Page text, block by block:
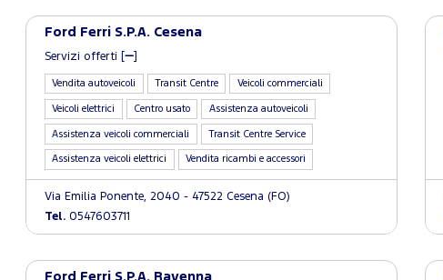
Ford Ferri S.P.A. Cesena
Servizi offerti [
Vendita autoveicoli Transit Centre Veicoli commerciali
Veicoli elettrici Centro usato Assistenza autoveicoli
Assistenza veicoli commerciali Transit Centre Service
Assistenza veicoli elettrici Vendita ricambi e accessori
Via Emilia Ponente, 2040 - 47522 Cesena (FO)
Tel. 0547603711
Ford Ferri S.P.A. Ravenna